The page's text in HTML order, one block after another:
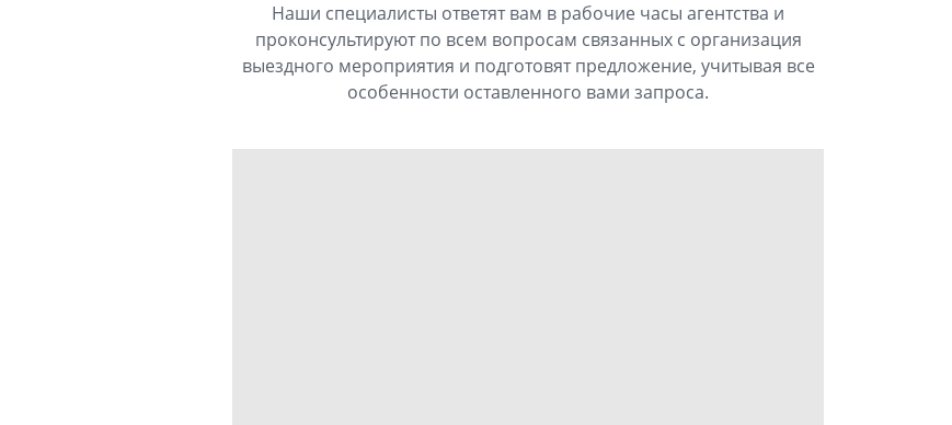
Наши специалисты ответят вам в рабочие часы агентства и
проконсультируют по всем вопросам связанных с организация
выездного мероприятия и подготовят предложение, учитывая все
особенности оставленного вами запроса.